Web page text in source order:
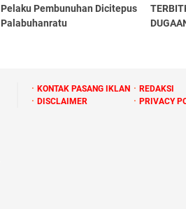
Pelaku Pembunuhan Dicitepus
Palabuhanratu
KONTAK PASANG IKLAN REDAKSI
DISCLAIMER
PRIVACY